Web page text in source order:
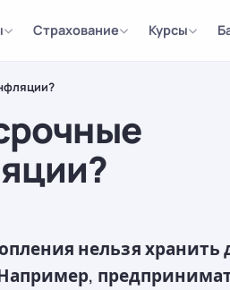
Страхование Курсы
нельзя хранить